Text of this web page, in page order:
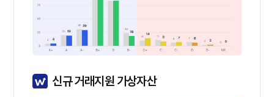
신규 거래지원 가상자산